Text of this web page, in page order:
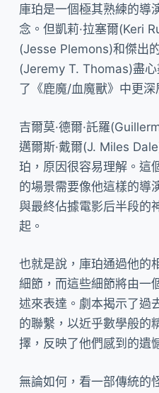
庫珀是一個極其熟練的導
念。但凱莉·拉塞爾(Keri
(Jesse Plemons)和傑出
(Jeremy T. Thomas)盡
了《鹿魔/血魔獸》中更深
吉爾莫·德爾·託羅
邁爾斯·戴爾(J. Miles
珀，原因很容易理解。這
的場景需要像他這樣的導
與最終佔據電影后半段的
起。
也就是說，庫珀通過他的
細節，而這些細節將由一
述來表達。劇本揭示了過
的聯繫，以近乎數學般的
擇，反映了他們感到的遺
無論如何，看一部傳統的